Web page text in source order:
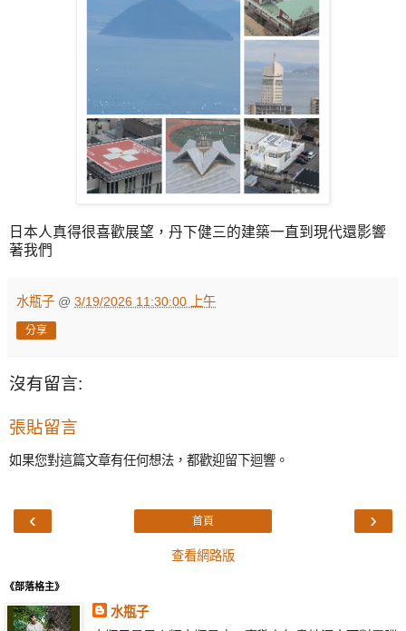
日本人真得很喜歡展望，丹下健三的建築一直到現代還影響
著我們
水瓶子 @ 3/19/2026 11:30:00 上午
分享
沒有留言:
張貼留言
如果您對這篇文章有任何想法，都歡迎留下迴響。
‹ ›
首頁
查看網路版
《部落格主》
水瓶子